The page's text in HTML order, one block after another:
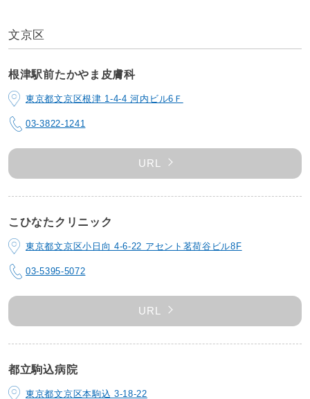
文京区
根津駅前たかやま皮膚科
東京都文京区根津 1-4-4 河内ビル6Ｆ
03-3822-1241
URL
こひなたクリニック
東京都文京区小日向 4-6-22 アセント茗荷谷ビル8F
03-5395-5072
URL
都立駒込病院
東京都文京区本駒込 3-18-22